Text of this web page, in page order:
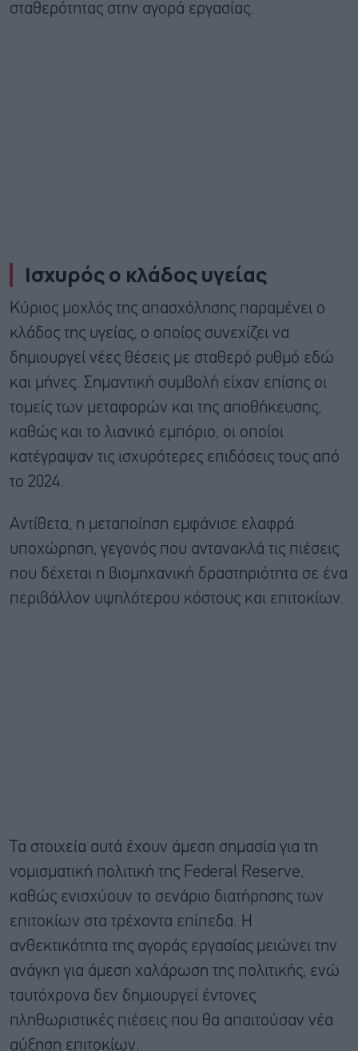
σταθερότητας στην αγορά εργασίας.
Iσχυρός ο κλάδος υγείας
Κύριος μοχλός της απασχόλησης παραμένει ο
κλάδος της υγείας, ο οποίος συνεχίζει να
δημιουργεί νέες θέσεις με σταθερό ρυθμό εδώ
και μήνες. Σημαντική συμβολή είχαν επίσης οι
τομείς των μεταφορών και της αποθήκευσης,
καθώς και το λιανικό εμπόριο, οι οποίοι
κατέγραψαν τις ισχυρότερες επιδόσεις τους από
το 2024.
Αντίθετα, η μεταποίηση εμφάνισε ελαφρά
υποχώρηση, γεγονός που αντανακλά τις πιέσεις
που δέχεται η βιομηχανική δραστηριότητα σε ένα
περιβάλλον υψηλότερου κόστους και επιτοκίων.
Τα στοιχεία αυτά έχουν άμεση σημασία για τη
νομισματική πολιτική της Federal Reserve,
καθώς ενισχύουν το σενάριο διατήρησης των
επιτοκίων στα τρέχοντα επίπεδα. Η
ανθεκτικότητα της αγοράς εργασίας μειώνει την
ανάγκη για άμεση χαλάρωση της πολιτικής, ενώ
ταυτόχρονα δεν δημιουργεί έντονες
πληθωριστικές πιέσεις που θα απαιτούσαν νέα
αύξηση επιτοκίων.